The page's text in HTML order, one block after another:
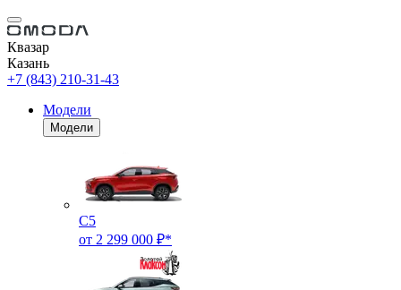
Квазар
Казань
+7 (843) 210-31-43
Модели
Модели
C5
от 2 299 000 ₽*